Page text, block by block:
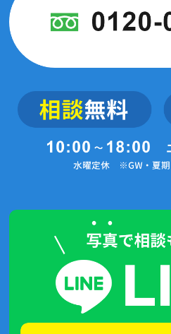
2024年2月(3記事)
2023年12月(2記事)
2023年11月(2記事)
2023年10月(4記事)
2023年9月(5記事)
2023年3月(1記事)
2022年6月(1記事)
2021年11月(4記事)